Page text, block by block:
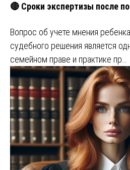
🔴 Сроки экспертизы после
Вопрос об учете мнения
судебного решения является
семейном праве и практике пр…